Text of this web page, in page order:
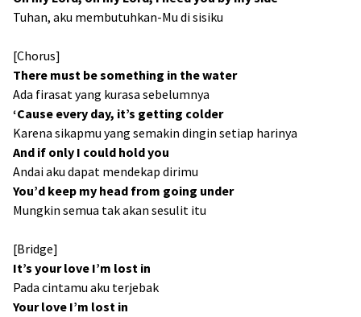
Tuhan, aku membutuhkan-Mu di sisiku
[Chorus]
There must be something in the water
Ada firasat yang kurasa sebelumnya
‘Cause every day, it’s getting colder
Karena sikapmu yang semakin dingin setiap harinya
And if only I could hold you
Andai aku dapat mendekap dirimu
You’d keep my head from going under
Mungkin semua tak akan sesulit itu
[Bridge]
It’s your love I’m lost in
Pada cintamu aku terjebak
Your love I’m lost in